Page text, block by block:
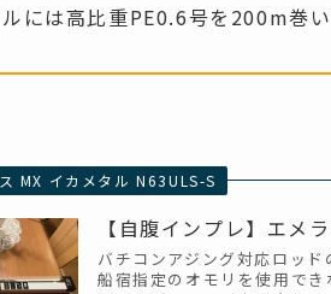
には高比重PE0.6号を200m巻い
MX イカメタル N63ULS-S
【自腹インプレ】エメ
バチコンアジング対応ロッ
船宿指定のオモリを使用で